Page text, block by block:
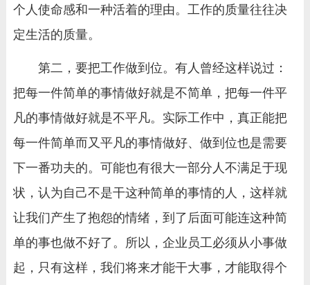
个人使命感和一种活着的理由。工作的质量往往决
定生活的质量。
第二，要把工作做到位。有人曾经这样说过：
把每一件简单的事情做好就是不简单，把每一件平
凡的事情做好就是不平凡。实际工作中，真正能把
每一件简单而又平凡的事情做好、做到位也是需要
下一番功夫的。可能也有很大一部分人不满足于现
状，认为自己不是干这种简单的事情的人，这样就
让我们产生了抱怨的情绪，到了后面可能连这种简
单的事也做不好了。所以，企业员工必须从小事做
起，只有这样，我们将来才能干大事，才能取得个